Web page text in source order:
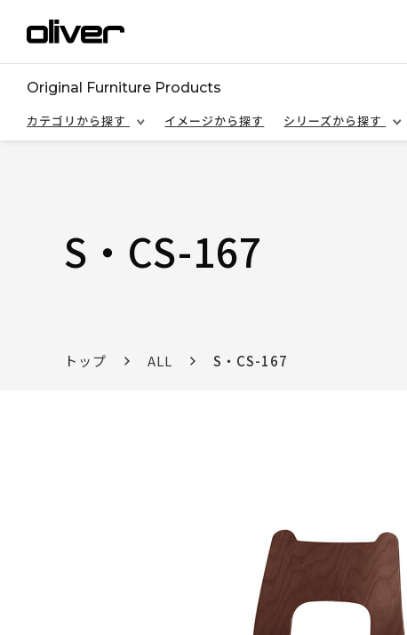
Original Furniture Products
カテゴリから探す
イメージから探す シリーズから探す
S・CS-167
トップ ALL S・CS-167